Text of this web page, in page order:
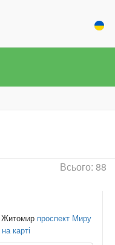
Всього: 88
Житомир проспект Миру
на карті